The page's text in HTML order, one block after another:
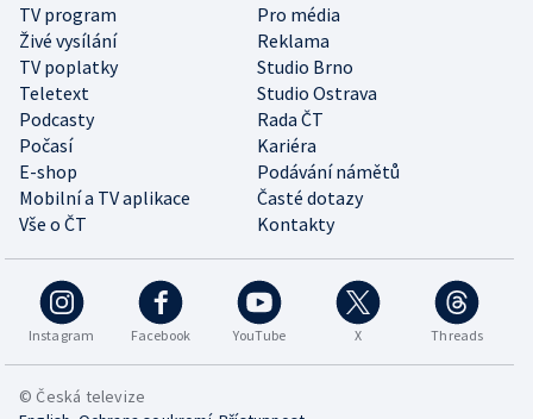
TV program
Pro média
Živé vysílání
Reklama
TV poplatky
Studio Brno
Teletext
Studio Ostrava
Podcasty
Rada ČT
Počasí
Kariéra
E-shop
Podávání námětů
Mobilní a TV aplikace
Časté dotazy
Vše o ČT
Kontakty
Instagram Facebook YouTube X Threads
© Česká televize